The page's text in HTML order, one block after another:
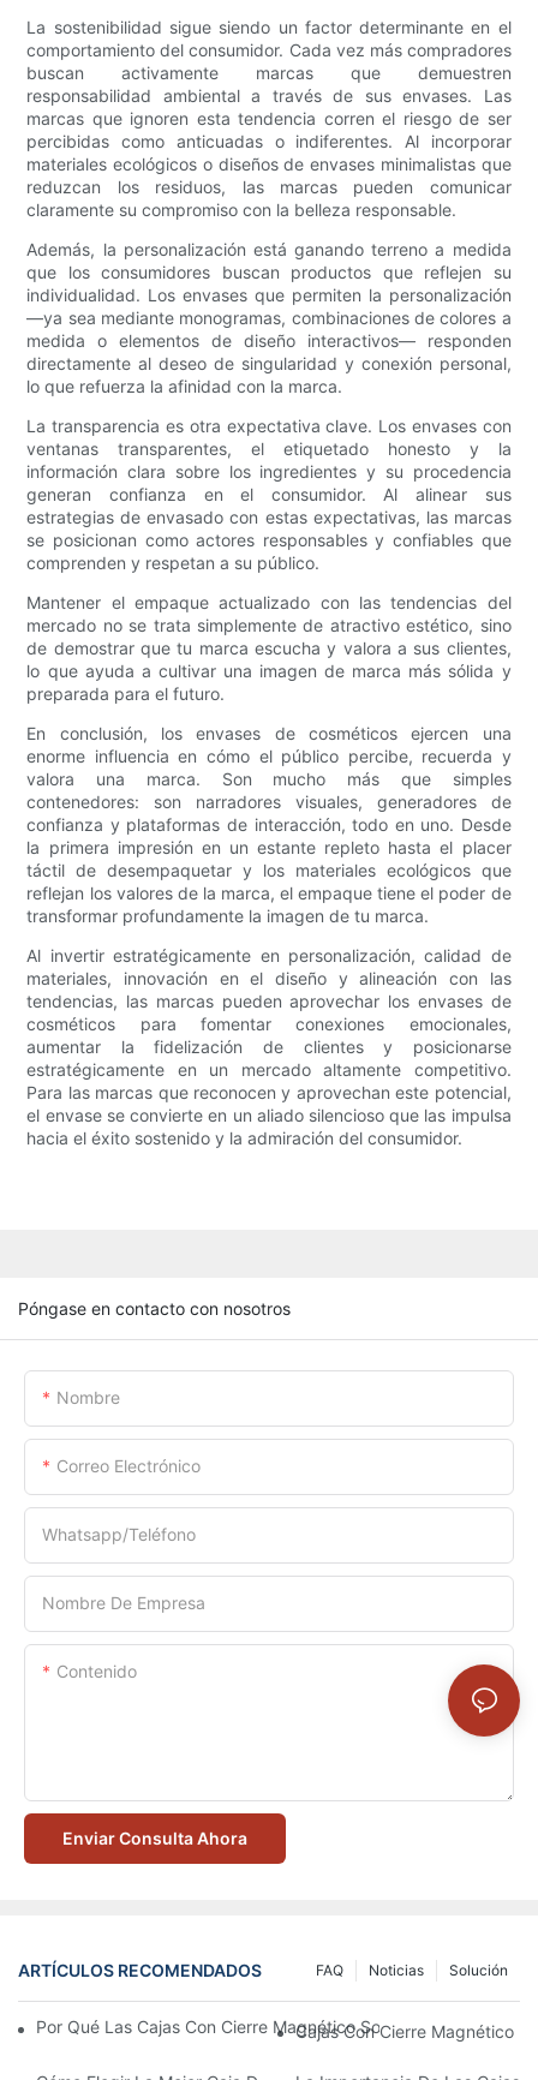
La sostenibilidad sigue siendo un factor determinante en el
comportamiento del consumidor. Cada vez más compradores
buscan activamente marcas que demuestren
responsabilidad ambiental a través de sus envases. Las
marcas que ignoren esta tendencia corren el riesgo de ser
percibidas como anticuadas o indiferentes. Al incorporar
materiales ecológicos o diseños de envases minimalistas que
reduzcan los residuos, las marcas pueden comunicar
claramente su compromiso con la belleza responsable.
Además, la personalización está ganando terreno a medida
que los consumidores buscan productos que reflejen su
individualidad. Los envases que permiten la personalización
—ya sea mediante monogramas, combinaciones de colores a
medida o elementos de diseño interactivos— responden
directamente al deseo de singularidad y conexión personal,
lo que refuerza la afinidad con la marca.
La transparencia es otra expectativa clave. Los envases con
ventanas transparentes, el etiquetado honesto y la
información clara sobre los ingredientes y su procedencia
generan confianza en el consumidor. Al alinear sus
estrategias de envasado con estas expectativas, las marcas
se posicionan como actores responsables y confiables que
comprenden y respetan a su público.
Mantener el empaque actualizado con las tendencias del
mercado no se trata simplemente de atractivo estético, sino
de demostrar que tu marca escucha y valora a sus clientes,
lo que ayuda a cultivar una imagen de marca más sólida y
preparada para el futuro.
En conclusión, los envases de cosméticos ejercen una
enorme influencia en cómo el público percibe, recuerda y
valora una marca. Son mucho más que simples
contenedores: son narradores visuales, generadores de
confianza y plataformas de interacción, todo en uno. Desde
la primera impresión en un estante repleto hasta el placer
táctil de desempaquetar y los materiales ecológicos que
reflejan los valores de la marca, el empaque tiene el poder de
transformar profundamente la imagen de tu marca.
Al invertir estratégicamente en personalización, calidad de
materiales, innovación en el diseño y alineación con las
tendencias, las marcas pueden aprovechar los envases de
cosméticos para fomentar conexiones emocionales,
aumentar la fidelización de clientes y posicionarse
estratégicamente en un mercado altamente competitivo.
Para las marcas que reconocen y aprovechan este potencial,
el envase se convierte en un aliado silencioso que las impulsa
hacia el éxito sostenido y la admiración del consumidor.
Póngase en contacto con nosotros
Nombre
Correo Electrónico
Whatsapp/Teléfono
Nombre De Empresa
Contenido
Enviar Consulta Ahora
ARTÍCULOS RECOMENDADOS Solución
Noticias
FAQ
Por Qué Las Cajas Con Cierre Magnético Son La Mejor Opción
Cajas Con Cierre Magnético